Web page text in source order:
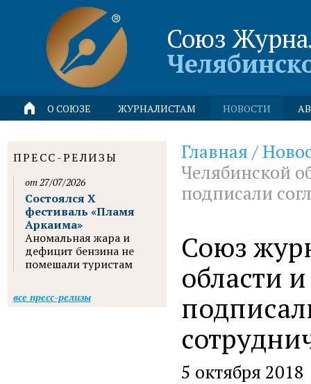
Союз
О СОЮЗЕ ЖУРНАЛИСТАМ НОВОСТИ
Главная /
Челябинской
подписали
Союз
области
5 октября 2018
ПРЕСС-РЕЛИЗЫ
от 27/07/2026
Состоялся X
фестиваль «Пламя
Аркаима»
Аномальная жара и
дефицит бензина не
помешали туристам
все пресс-релизы